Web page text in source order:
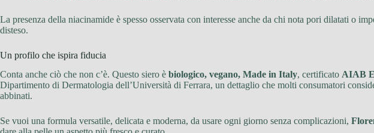
La presenza della niacinamide è spesso osservata con interesse anche da chi nota pori dilatati o
disteso.
Un profilo che ispira fiducia
Conta anche ciò che non c’è. Questo siero è biologico, vegano, Made in Italy, certificato AIAB
Dipartimento di Dermatologia dell’Università di Ferrara, un dettaglio che molti consumatori
abbinati.
Se vuoi una formula versatile, delicata e moderna, da usare ogni giorno senza complicazioni,